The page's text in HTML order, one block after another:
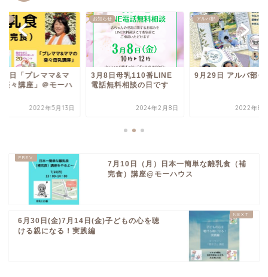
番
日「プレママ&マ
楽々講座」＠モーハ
2022年5月13日
お知らせ
3月8日母乳110番LINE
電話無料相談の日です
2024年2月8日
アルバ部
9月29日 アルバ部＠
2022年8
7月10日（月）日本一簡単な離乳食（補
完食）講座@モーハウス
6月30日(金)7月14日(金)子どもの心を聴
ける親になる！実践編